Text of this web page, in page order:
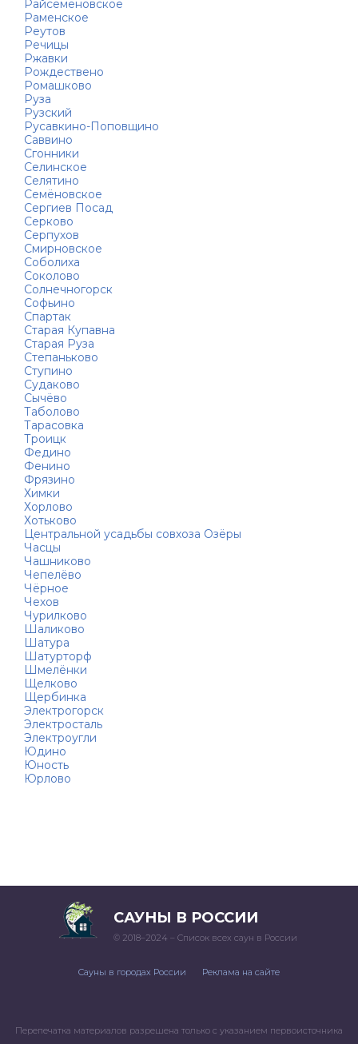
Райсемёновское
Раменское
Реутов
Речицы
Ржавки
Рождествено
Ромашково
Руза
Рузский
Русавкино-Поповщино
Саввино
Сгонники
Селинское
Селятино
Семёновское
Сергиев Посад
Серково
Серпухов
Смирновское
Соболиха
Соколово
Солнечногорск
Софьино
Спартак
Старая Купавна
Старая Руза
Степаньково
Ступино
Судаково
Сычёво
Таболово
Тарасовка
Троицк
Федино
Фенино
Фрязино
Химки
Хорлово
Хотьково
Центральной усадьбы совхоза Озёры
Часцы
Чашниково
Чепелёво
Чёрное
Чехов
Чурилково
Шаликово
Шатура
Шатурторф
Шмелёнки
Щелково
Щербинка
Электрогорск
Электросталь
Электроугли
Юдино
Юность
Юрлово
САУНЫ В РОССИИ
© 2018–2024 – Список всех саун в России
Сауны в городах России Реклама на сайте
Перепечатка материалов разрешена только с указанием первоисточника